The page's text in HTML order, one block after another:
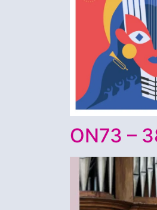
ON73 –